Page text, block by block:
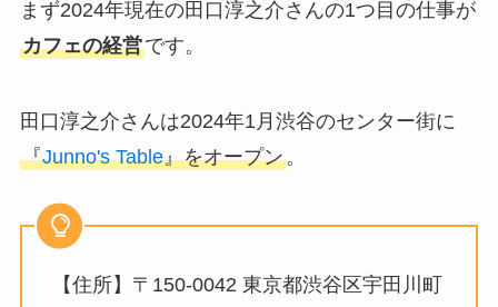
まず2024年現在の田口淳之介さんの1つ目の仕事が
カフェの経営です。
田口淳之介さんは2024年1月渋谷のセンター街に
『Junno's Table』をオープン。
【住所】〒150-0042 東京都渋谷区宇田川町